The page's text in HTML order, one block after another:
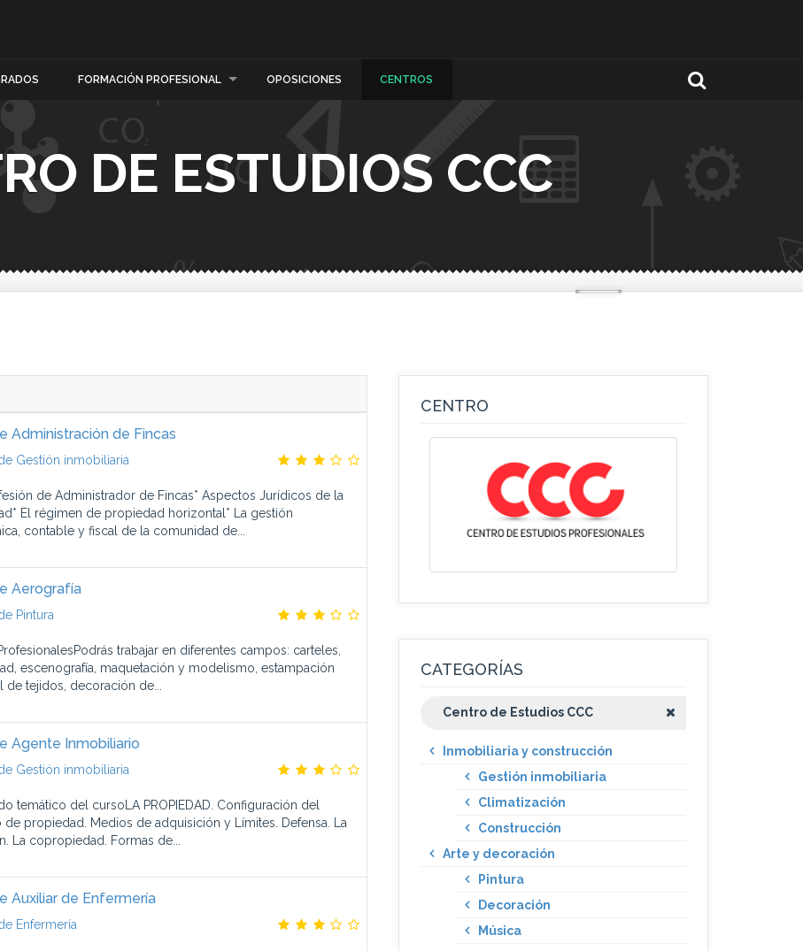
FORMACIÓN PROFESIONAL OPOSICIONES CENTROS
DE ESTUDIOS CCC
Administración de Fincas
Gestión inmobiliaria
de Administrador de Fincas* Aspectos Jurídicos de la
El régimen de propiedad horizontal* La gestión
contable y fiscal de la comunidad de...
Aerografía
Pintura
trabajar en diferentes campos: carteles,
escenografía, maquetación y modelismo, estampación
de tejidos, decoración de...
Agente Inmobiliario
Gestión inmobiliaria
temático del cursoLA PROPIEDAD. Configuración del
de propiedad. Medios de adquisición y Límites. Defensa. La
La copropiedad. Formas de...
Auxiliar de Enfermería
Enfermería
CENTRO
CATEGORÍAS
Centro de Estudios CCC
Inmobiliaria y construcción
Gestión inmobiliaria
Climatización
Construcción
Arte y decoración
Pintura
Decoración
Música